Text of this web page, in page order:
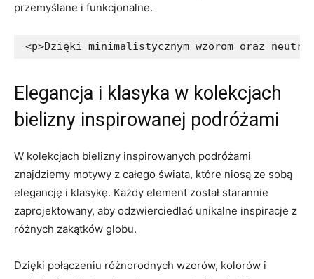
przemyślane ‍i funkcjonalne.
<p>Dzięki minimalistycznym wzorom oraz
Elegancja i klasyka⁢ w kolekcjach
bielizny inspirowanej podróżami
W kolekcjach bielizny‌ inspirowanych podróżami
znajdziemy motywy z całego świata, ‌które niosą ⁢ze sobą
elegancję i klasykę. Każdy element‌ został starannie
zaprojektowany, aby odzwierciedlać unikalne inspiracje z
‍różnych zakątków⁣ globu.
Dzięki połączeniu różnorodnych wzorów, kolorów i